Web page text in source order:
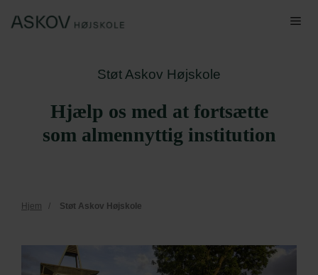
Støt Askov Højskole
Hjælp os med at fortsætte
som almennyttig institution
Hjem / Støt Askov Højskole